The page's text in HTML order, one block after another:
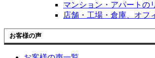
マンション・アパートの
店舗・工場・倉庫、オフ
お客様の声